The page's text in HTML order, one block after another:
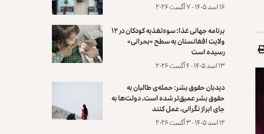
۱۶ اسد ۱۴۰۵ - ۷ آگست ۲۰۲۶
برنامه جهانی غذا: سوءتغذیه کودکان در ۱۲
ولایت افغانستان به سطح «بحرانی»
رسیده است
۱۳ اسد ۱۴۰۵ - ۴ آگست ۲۰۲۶
دیدبان حقوق بشر: حمله‌ی طالبان به
حقوق بشر عمیق‌تر شده است، دولت‌ها به
جای ابراز نگرانی، عمل کنند
۱۲ اسد ۱۴۰۵ - ۳ آگست ۲۰۲۶